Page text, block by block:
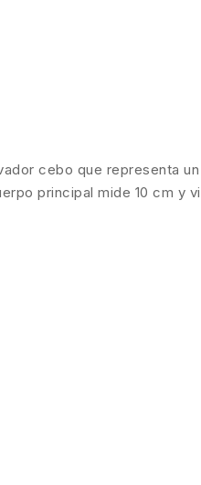
cebo que representa
principal mide 10 cm y